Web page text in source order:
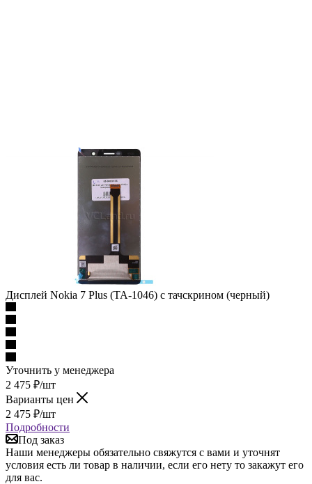
Дисплей Nokia 7 Plus (TA-1046) с тачскрином (черный)
Уточнить у менеджера
2 475 ₽/шт
Варианты цен
2 475 ₽/шт
Подробности
Под заказ
Наши менеджеры обязательно свяжутся с вами и уточнят
условия есть ли товар в наличии, если его нету то закажут его
для вас.